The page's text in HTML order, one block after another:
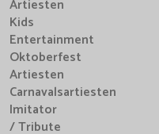
Artiesten
Kids
Entertainment
Oktoberfest
Artiesten
Carnavalsartiesten
Imitator
/ Tribute